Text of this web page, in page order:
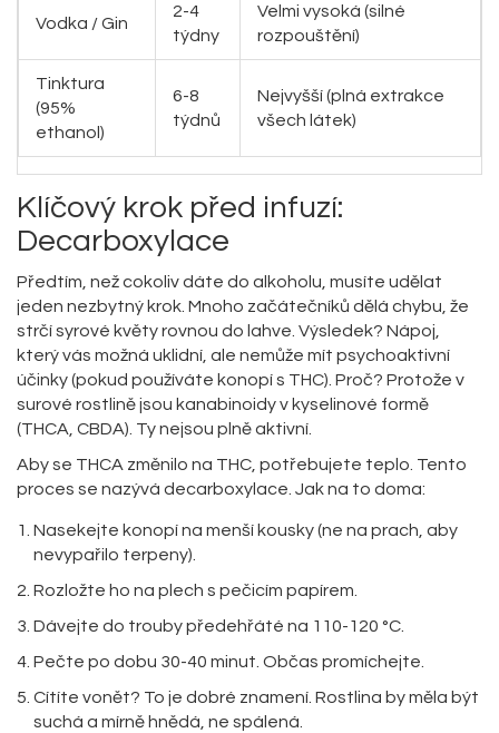
Vodka / Gin
2-4
týdny
Velmi vysoká (silné
rozpouštění)
Tinktura
(95%
ethanol)
6-8
týdnů
Nejvyšší (plná extrakce
všech látek)
Klíčový krok před infuzí:
Decarboxylace
Předtím, než cokoliv dáte do alkoholu, musíte udělat
jeden nezbytný krok. Mnoho začátečníků dělá chybu, že
strčí syrové květy rovnou do lahve. Výsledek? Nápoj,
který vás možná uklidní, ale nemůže mít psychoaktivní
účinky (pokud používáte konopí s THC). Proč? Protože v
surové rostlině jsou kanabinoidy v kyselinové formě
(THCA, CBDA). Ty nejsou plně aktivní.
Aby se THCA změnilo na THC, potřebujete teplo. Tento
proces se nazývá decarboxylace . Jak na to doma:
Nasekejte konopí na menší kousky (ne na prach, aby
nevypařilo terpeny).
Rozložte ho na plech s pečicím papírem.
Dávejte do trouby předehřáté na 110-120 °C.
Pečte po dobu 30-40 minut. Občas promíchejte.
Cítíte vonět? To je dobré znamení. Rostlina by měla být
suchá a mírně hnědá, ne spálená.